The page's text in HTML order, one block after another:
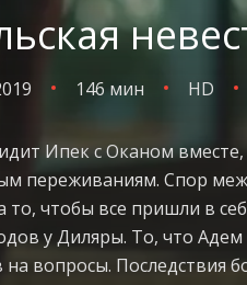
146 мин HD
Ипек с Оканом
переживаниям. Спор
то, чтобы все пришли в
у Диляры. То, что
на вопросы. Последствия